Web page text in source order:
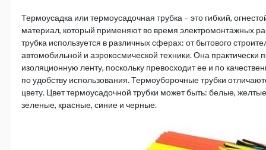
Термоусадка или термоусадочная трубка – это гибкий,
материал, который применяют во время электромонтажных
трубка используется в различных сферах: от бытового
автомобильной и аэрокосмической техники. Она практически
изоляционную ленту, поскольку превосходит ее и по
по удобству использования. Термоуборочные трубки
цвету. Цвет термоусадочной трубки может быть: белые,
зеленые, красные, синие и черные.